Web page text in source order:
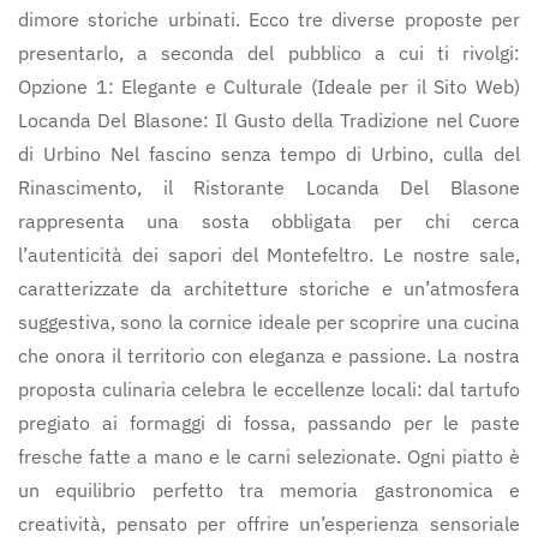
dimore storiche urbinati. Ecco tre diverse proposte per
presentarlo, a seconda del pubblico a cui ti rivolgi:
Opzione 1: Elegante e Culturale (Ideale per il Sito Web)
Locanda Del Blasone: Il Gusto della Tradizione nel Cuore
di Urbino Nel fascino senza tempo di Urbino, culla del
Rinascimento, il Ristorante Locanda Del Blasone
rappresenta una sosta obbligata per chi cerca
l’autenticità dei sapori del Montefeltro. Le nostre sale,
caratterizzate da architetture storiche e un’atmosfera
suggestiva, sono la cornice ideale per scoprire una cucina
che onora il territorio con eleganza e passione. La nostra
proposta culinaria celebra le eccellenze locali: dal tartufo
pregiato ai formaggi di fossa, passando per le paste
fresche fatte a mano e le carni selezionate. Ogni piatto è
un equilibrio perfetto tra memoria gastronomica e
creatività, pensato per offrire un’esperienza sensoriale